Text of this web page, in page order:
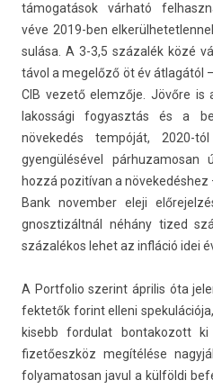
támogatások várható
véve 2019-ben
sulása. A 3-3,5 százalék közé
távol a megelőző öt év átlagától
CIB vezető elemzője. Jövőre is
lakos­sági fogyasztás és a
növekedés tempóját, 2020-
gyengülésével
hozzá pozitívan a növekedéshez
Bank novemb­er eleji
gnosztizáltnál néhány tized
százalékos lehet az infláció idei
A Portfolio szerint április óta
fek­tetők forint el­leni
kisebb for­dulat bon­takozott
fizetőeszköz megítélése
folyamatosan javul a külföldi